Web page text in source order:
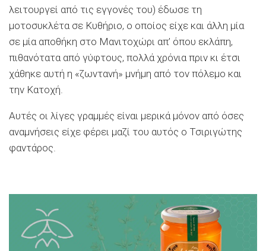
λειτουργεί από τις εγγονές του) έδωσε τη
μοτοσυκλέτα σε Κυθήριο, ο οποίος είχε και άλλη μία
σε μία αποθήκη στο Μανιτοχώρι απ’ όπου εκλάπη,
πιθανότατα από γύφτους, πολλά χρόνια πριν κι έτσι
χάθηκε αυτή η «ζωντανή» μνήμη από τον πόλεμο και
την Κατοχή.
Αυτές οι λίγες γραμμές είναι μερικά μόνον από όσες
αναμνήσεις είχε φέρει μαζί του αυτός ο Τσιριγώτης
φαντάρος.